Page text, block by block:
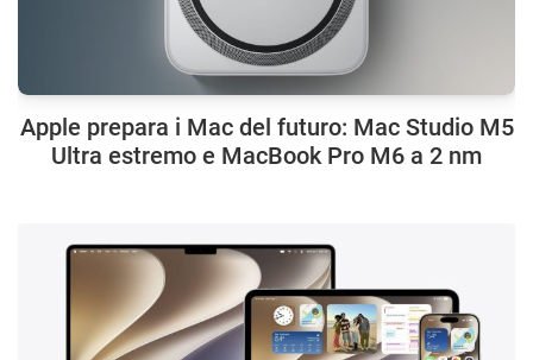
Apple prepara i Mac del futuro: Mac Studio M5
Ultra estremo e MacBook Pro M6 a 2 nm